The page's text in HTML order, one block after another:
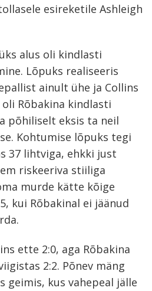
esireketile Ashleigh
alus oli kindlasti
Lõpuks realiseeris
ainult ühe ja Collins
oli Rõbakina kindlasti
põhiliselt eksis ta neil
Kohtumise lõpuks tegi
37 lihtviga, ehkki just
riskeeriva stiiliga
murde kätte kõige
kui Rõbakinal ei jäänud
ette 2:0, aga Rõbakina
2:2. Põnev mäng
geimis, kus vahepeal jälle